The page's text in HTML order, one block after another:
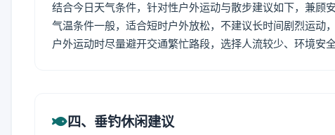
结合今日天气条件，针对性户外运动与散步建议如下，兼顾安
气温条件一般，适合短时户外放松，不建议长时间剧烈运动
户外运动时尽量避开交通繁忙路段，选择人流较少、环境安
四、垂钓休闲建议